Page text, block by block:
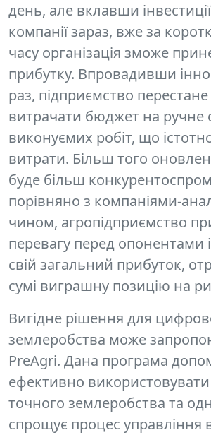
день, але вклавши
компанії зараз, вже за
часу організація зможе
прибутку. Впровадивши
раз, підприємство
витрачати бюджет на ручне
виконуємих робіт, що
витрати. Більш того
буде більш
порівняно з компаніями-
чином, агропідприємство
перевагу перед опонентами
свій загальний прибуток,
сумі виграшну позицію на
Вигідне рішення для
землеробства може
PreAgri. Дана програма
ефективно
точного землеробства та
спрощує процес управління